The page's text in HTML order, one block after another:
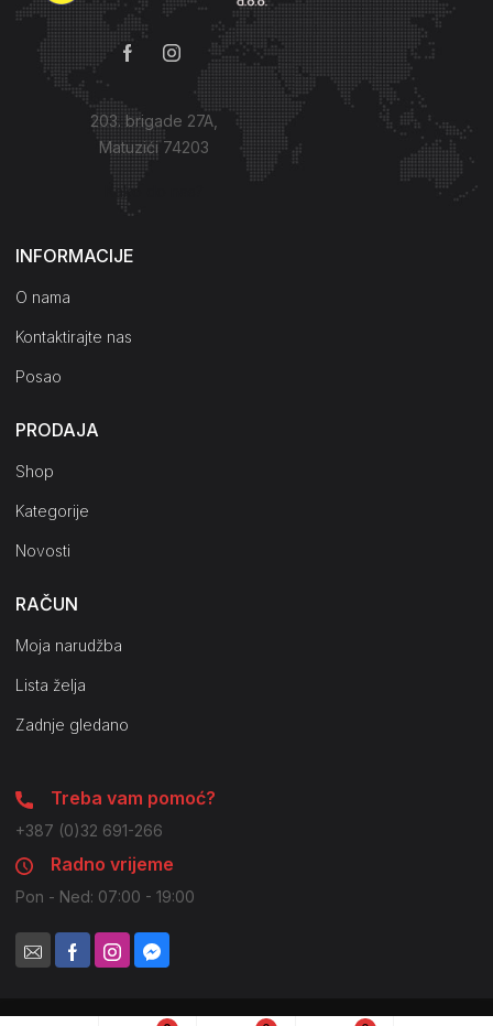
203. brigade 27A,
Matuzići 74203
Kako do nas?
INFORMACIJE
O nama
Kontaktirajte nas
Posao
PRODAJA
Shop
Kategorije
Novosti
RAČUN
Moja narudžba
Lista želja
Zadnje gledano
Treba vam pomoć?
+387 (0)32 691-266
Radno vrijeme
Pon - Ned: 07:00 - 19:00